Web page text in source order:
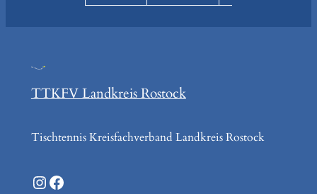
TTKFV Landkreis Rostock
Tischtennis Kreisfachverband Landkreis Rostock
Instagram Facebook